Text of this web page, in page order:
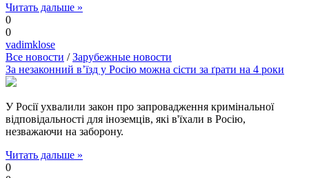
Читать дальше »
0
0
vadimklose
Все новости /Зарубежные новости
За незаконний в’їзд у Росію можна сісти за ґрати на 4 роки
У Росії ухвалили закон про запровадження кримінальної
відповідальності для іноземців, які в'їхали в Росію,
незважаючи на заборону.
Читать дальше »
0